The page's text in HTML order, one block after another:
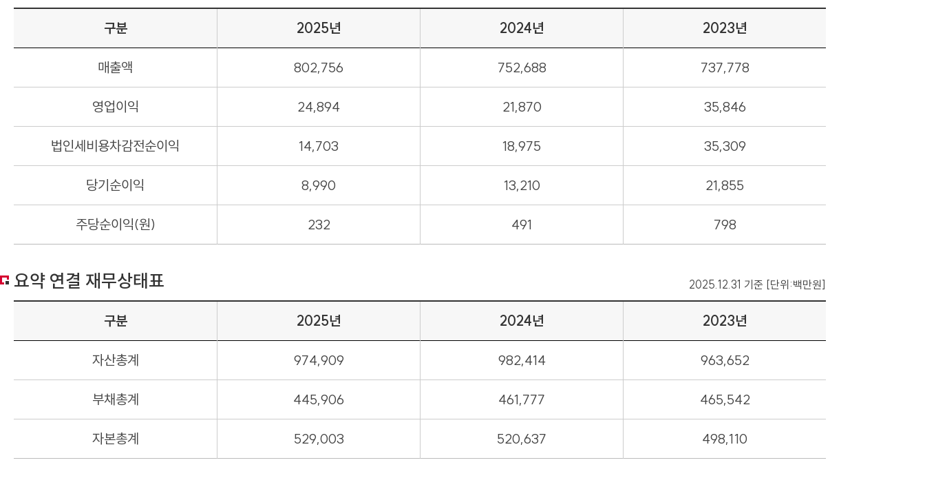
구분 2025년 2024년 2023년
매출액 802,756 752,688 737,778
영업이익 24,894 21,870 35,846
법인세비용차감전순이익 14,703 18,975 35,309
당기순이익 8,990 13,210 21,855
주당순이익(원) 232 491 798
요약 연결 재무상태표 2025.12.31 기준 [단위:백만원]
구분 2025년 2024년 2023년
자산총계 974,909 982,414 963,652
부채총계 445,906 461,777 465,542
자본총계 529,003 520,637 498,110